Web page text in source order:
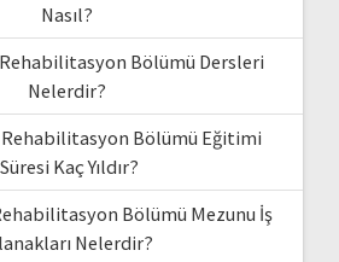
Nasıl?
Bölümü Dersleri
Nelerdir?
Rehabilitasyon Bölümü Eğitimi
Süresi Kaç Yıldır?
Bölümü Mezunu İş
Nelerdir?